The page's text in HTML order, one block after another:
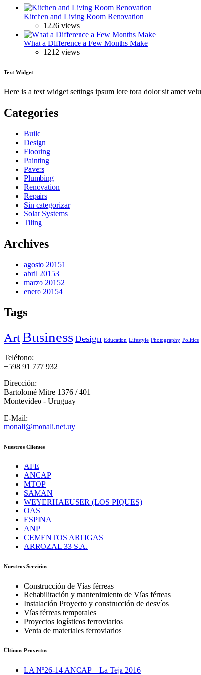
Kitchen and Living Room Renovation
1226 views
What a Difference a Few Months Make
1212 views
Text Widget
Here is a text widget settings ipsum lore tora dolor sit amet
Categories
Build
Design
Flooring
Painting
Pavers
Plumbing
Renovation
Repairs
Sin categorizar
Solar Systems
Tiling
Archives
agosto 20151
abril 20153
marzo 20152
enero 20154
Tags
ArtBusinessDesign Education Lifestyle Photography Politics
Teléfono:
+598 91 777 932
Dirección:
Bartolomé Mitre 1376 / 401
Montevideo - Uruguay
E-Mail:
monali@monali.net.uy
Nuestros Clientes
AFE
ANCAP
MTOP
SAMAN
WEYERHAEUSER (LOS PIQUES)
OAS
ESPINA
ANP
CEMENTOS ARTIGAS
ARROZAL 33 S.A.
Nuestros Servicios
Construcción de Vías férreas
Rehabilitación y mantenimiento de Vías férreas
Instalación Proyecto y construcción de desvíos
Vías férreas temporales
Proyectos logísticos ferroviarios
Venta de materiales ferroviarios
Últimos Proyectos
LA Nº26-14 ANCAP – La Teja 2016